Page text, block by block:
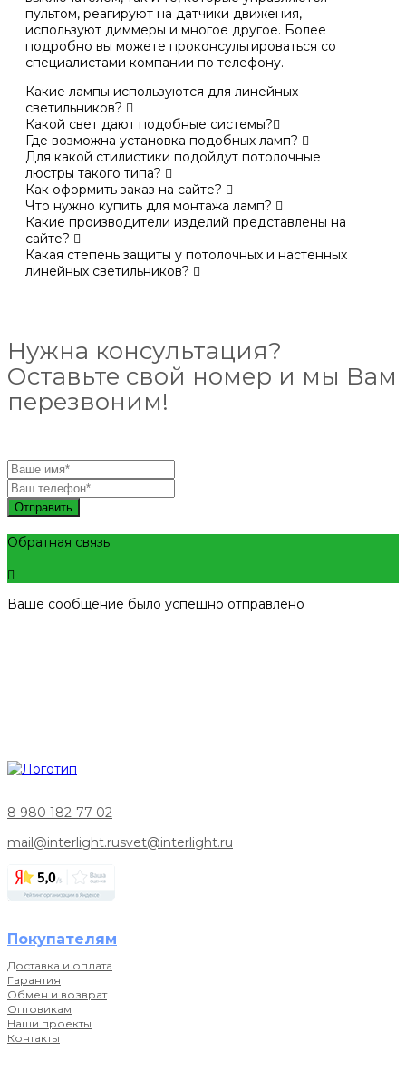
пультом, реагируют на датчики движения,
используют диммеры и многое другое. Более
подробно вы можете проконсультироваться со
специалистами компании по телефону.
Какие лампы используются для линейных
светильников?
Какой свет дают подобные системы?
Где возможна установка подобных ламп?
Для какой стилистики подойдут потолочные
люстры такого типа?
Как оформить заказ на сайте?
Что нужно купить для монтажа ламп?
Какие производители изделий представлены на
сайте?
Какая степень защиты у потолочных и настенных
линейных светильников?
Нужна консультация?
Оставьте свой номер и мы Вам
перезвоним!
Отправить
Обратная связь
Ваше сообщение было успешно отправлено
8 980 182-77-02
mail@interlight.rusvet@interlight.ru
Покупателям
Доставка и оплата
Гарантия
Обмен и возврат
Оптовикам
Наши проекты
Контакты